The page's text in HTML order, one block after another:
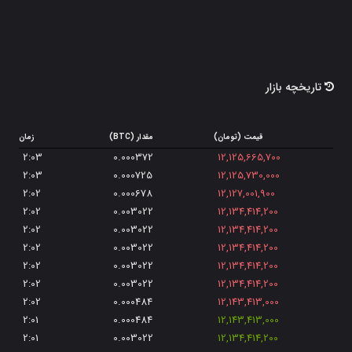
ویچین
-0.2%
اسموث لاو پوشن
تاریخچه بازار
قیمت (تومان) مقدار (BTC) زمان
12,125,665,700
0.000372
2:03
12,125,730,000
0.000725
2:03
12,127,001,900
0.000678
2:02
12,134,414,200
0.003022
2:02
12,134,414,200
0.003022
2:02
12,134,414,200
0.003022
2:02
12,134,414,200
0.003022
2:02
12,134,414,200
0.003022
2:02
12,143,413,000
0.000484
2:02
12,143,413,000
0.000484
2:01
12,134,414,200
0.003022
2:01